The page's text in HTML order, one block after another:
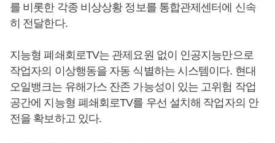
를 비롯한 각종 비상상황 정보를 통합관제센터에 신속
히 전달한다.
지능형 폐쇄회로TV는 관제요원 없이 인공지능만으로
작업자의 이상행동을 자동 식별하는 시스템이다. 현대
오일뱅크는 유해가스 잔존 가능성이 있는 고위험 작업
공간에 지능형 폐쇄회로TV를 우선 설치해 작업자의 안
전을 확보하고 있다.